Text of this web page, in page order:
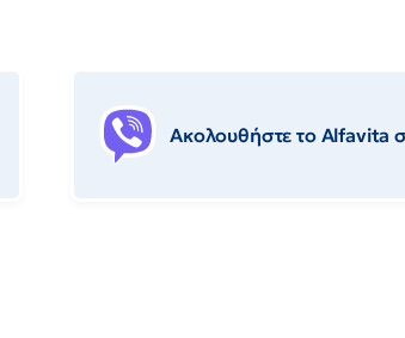
Ακολουθήστε το Αlfavita